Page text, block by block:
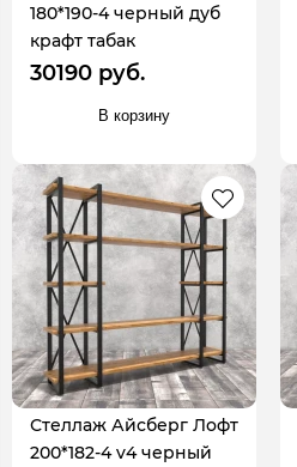
180*190-4 черный дуб
крафт табак
30190 руб.
В корзину
Стеллаж Айсберг Лофт
200*182-4 v4 черный